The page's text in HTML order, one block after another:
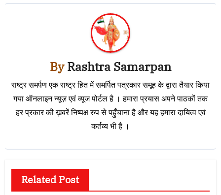
ByRashtra Samarpan
राष्ट्र समर्पण एक राष्ट्र हित में समर्पित पत्रकार समूह के द्वारा तैयार किया
गया ऑनलाइन न्यूज़ एवं व्यूज पोर्टल है । हमारा प्रयास अपने पाठकों तक
हर प्रकार की ख़बरें निष्पक्ष रुप से पहुँचाना है और यह हमारा दायित्व एवं
कर्तव्य भी है ।
Related Post